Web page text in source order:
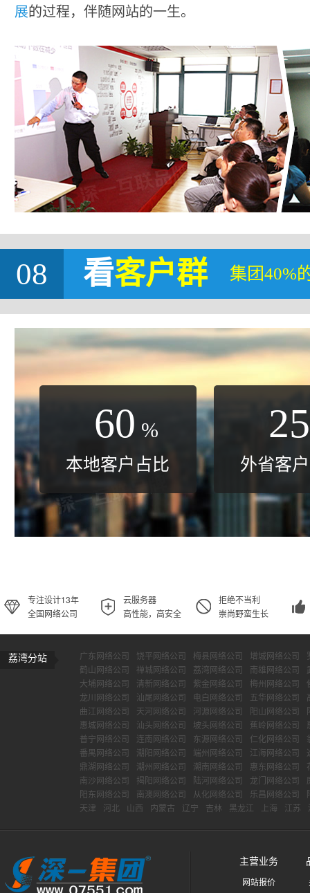
展的过程，伴随网站的一生。
08 看客户群 集团40%
60 %
本地客户占比
25
外省客
专注设计13年
全国网络公司
云服务器
高性能，高安全
拒绝不当利
崇尚野蛮生长
荔湾分站 广东网络公司 饶平网络公司 梅县网络公司 增城网络公司
鹤山网络公司
禅城网络公司 荔湾网络公司 南雄网络公司
大埔网络公司
清新网络公司 紫金网络公司 梅州网络公司
龙川网络公司
汕尾网络公司 电白网络公司 五华网络公司
曲江网络公司
天河网络公司 河源网络公司 阳山网络公司
惠城网络公司
汕头网络公司 坡头网络公司 蕉岭网络公司
普宁网络公司
连南网络公司 东源网络公司 仁化网络公司
番禺网络公司
潮阳网络公司 端州网络公司 江海网络公司
鼎湖网络公司
潮州网络公司 潮南网络公司 惠东网络公司
南沙网络公司
揭阳网络公司 陆河网络公司 龙门网络公司
阳东网络公司
南澳网络公司 从化网络公司 乐昌网络公司
天津
河北 山西 内蒙古 辽宁 吉林 黑龙江 上海 江苏
主营业务
网站报价